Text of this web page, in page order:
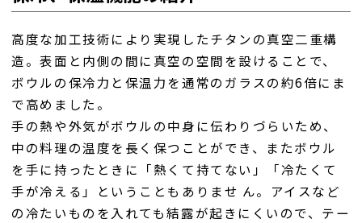
高度な加工技術により実現したチタンの真空二重構
造。表面と内側の間に真空の空間を設けることで、
ボウルの保冷力と保温力を通常のガラスの約6倍にま
で高めました。
手の熱や外気がボウルの中身に伝わりづらいため、
中の料理の温度を長く保つことができ、またボウル
を手に持ったときに「熱くて持てない」「冷たくて
手が冷える」ということもありませ ん。アイスなど
の冷たいものを入れても結露が起きにくいので、テー